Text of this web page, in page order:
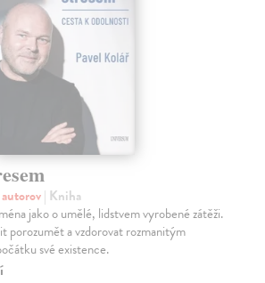
| Kniha
jako o umělé, lidstvem vyrobené zátěži.
porozumět a vzdorovat rozmanitým
své existence.